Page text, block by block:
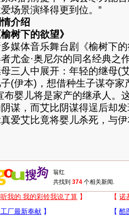
场景演绎得更到位。”
介绍
下的欲望》
体音乐舞台剧《榆树下的
尤金·奥尼尔的同名经典之
三人中展开：年轻的继母(
子(伊本)，想借种生子谋夺
布婴儿将是家产的继承人。
谋，而艾比阴谋得逞后却
爱艾比竟将婴儿杀死，与
共找到 374 个相关新闻.